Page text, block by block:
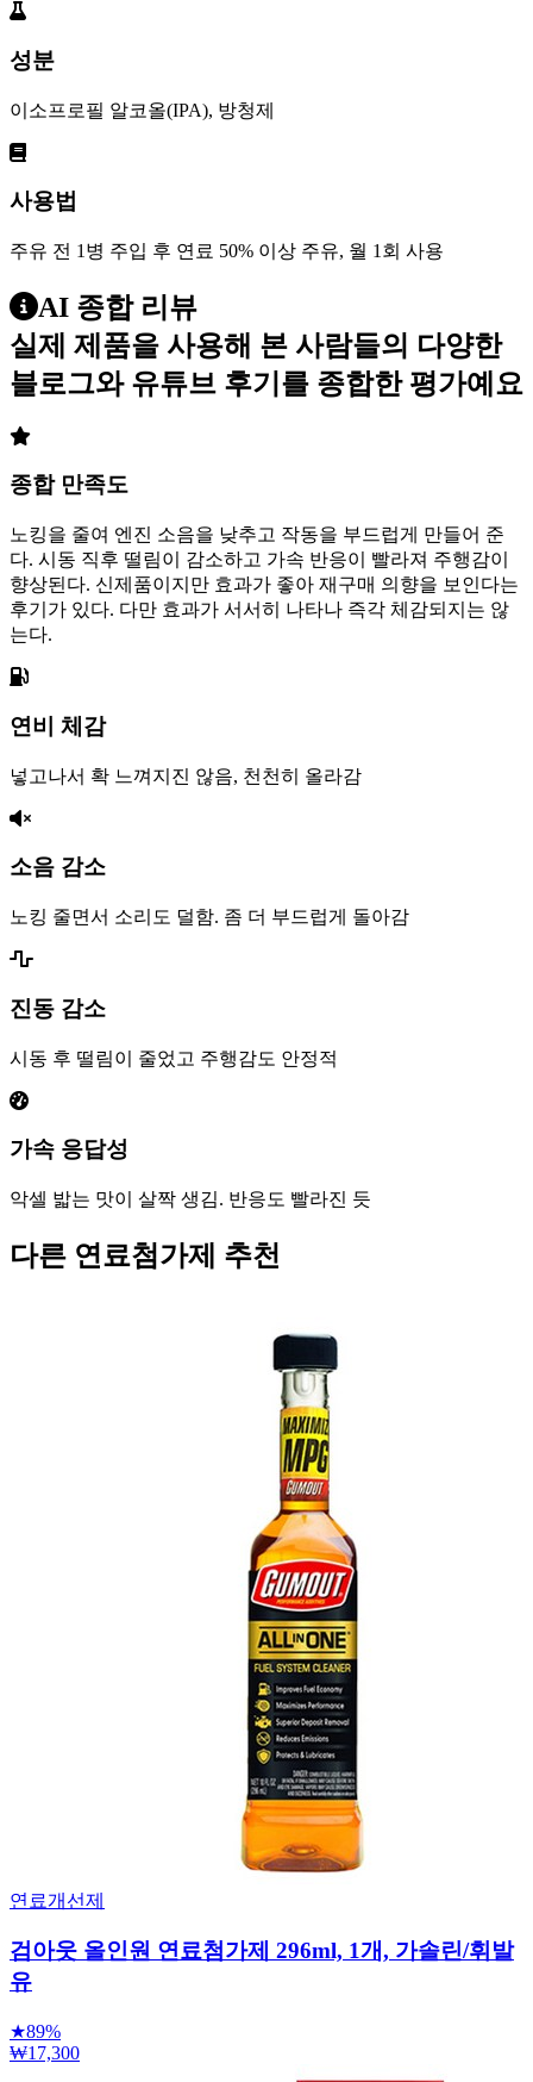
성분
이소프로필 알코올(IPA), 방청제
사용법
주유 전 1병 주입 후 연료 50% 이상 주유, 월 1회 사용
AI 종합 리뷰
실제 제품을 사용해 본 사람들의 다양한
블로그와 유튜브 후기를 종합한 평가예요
종합 만족도
노킹을 줄여 엔진 소음을 낮추고 작동을 부드럽게 만들어 준
다. 시동 직후 떨림이 감소하고 가속 반응이 빨라져 주행감이
향상된다. 신제품이지만 효과가 좋아 재구매 의향을 보인다는
후기가 있다. 다만 효과가 서서히 나타나 즉각 체감되지는 않
는다.
연비 체감
넣고나서 확 느껴지진 않음, 천천히 올라감
소음 감소
노킹 줄면서 소리도 덜함. 좀 더 부드럽게 돌아감
진동 감소
시동 후 떨림이 줄었고 주행감도 안정적
가속 응답성
악셀 밟는 맛이 살짝 생김. 반응도 빨라진 듯
다른 연료첨가제 추천
연료개선제
검아웃 올인원 연료첨가제 296ml, 1개, 가솔린/휘발
유
★89%
₩17,300